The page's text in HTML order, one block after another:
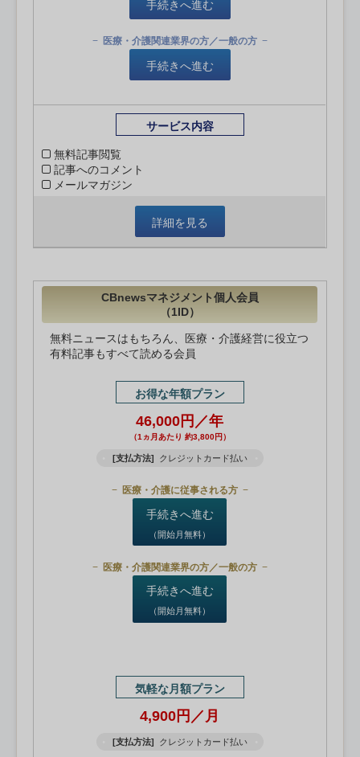
手続きへ進む
医療・介護関連業界の方／一般の方
手続きへ進む
サービス内容
無料記事閲覧
記事へのコメント
メールマガジン
詳細を見る
CBnewsマネジメント個人会員
（1ID）
無料ニュースはもちろん、医療・介護経営に役立つ
有料記事もすべて読める会員
お得な年額プラン
46,000円／年
（1ヵ月あたり 約3,800円）
[支払方法] クレジットカード払い
医療・介護に従事される方
手続きへ進む
（開始月無料）
医療・介護関連業界の方／一般の方
手続きへ進む
（開始月無料）
気軽な月額プラン
4,900円／月
[支払方法] クレジットカード払い